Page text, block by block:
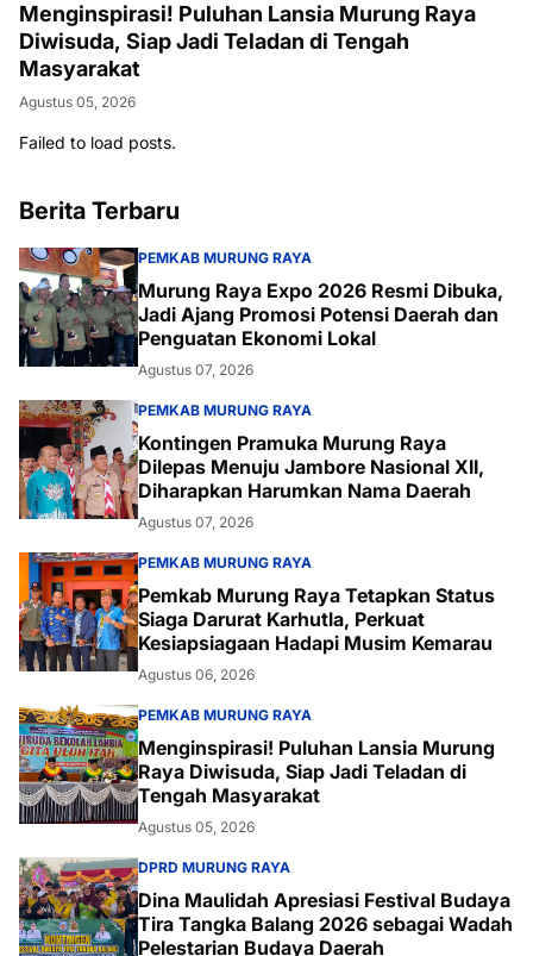
Menginspirasi! Puluhan Lansia Murung Raya
Diwisuda, Siap Jadi Teladan di Tengah
Masyarakat
Agustus 05, 2026
Failed to load posts.
Berita Terbaru
PEMKAB MURUNG RAYA
Murung Raya Expo 2026 Resmi Dibuka,
Jadi Ajang Promosi Potensi Daerah dan
Penguatan Ekonomi Lokal
Agustus 07, 2026
PEMKAB MURUNG RAYA
Kontingen Pramuka Murung Raya
Dilepas Menuju Jambore Nasional XII,
Diharapkan Harumkan Nama Daerah
Agustus 07, 2026
PEMKAB MURUNG RAYA
Pemkab Murung Raya Tetapkan Status
Siaga Darurat Karhutla, Perkuat
Kesiapsiagaan Hadapi Musim Kemarau
Agustus 06, 2026
PEMKAB MURUNG RAYA
Menginspirasi! Puluhan Lansia Murung
Raya Diwisuda, Siap Jadi Teladan di
Tengah Masyarakat
Agustus 05, 2026
DPRD MURUNG RAYA
Dina Maulidah Apresiasi Festival Budaya
Tira Tangka Balang 2026 sebagai Wadah
Pelestarian Budaya Daerah